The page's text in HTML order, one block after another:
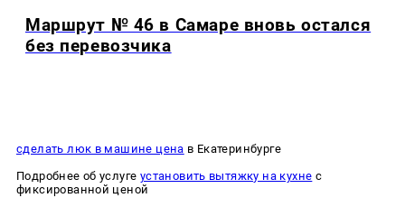
Маршрут № 46 в Самаре вновь остался
без перевозчика
сделать люк в машине цена в Екатеринбурге
Подробнее об услуге установить вытяжку на кухне с
фиксированной ценой